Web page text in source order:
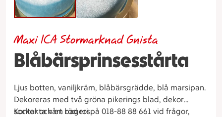
Blåbärsprinsesstårta
Maxi ICA Stormarknad Gnista
Ljus botten, vaniljkräm, blåbärsgrädde, blå marsipan.
Dekoreras med två gröna pikerings blad, dekor
socker och en röd ros.
Kontakta vårt bageri på 018-88 88 661 vid frågor,